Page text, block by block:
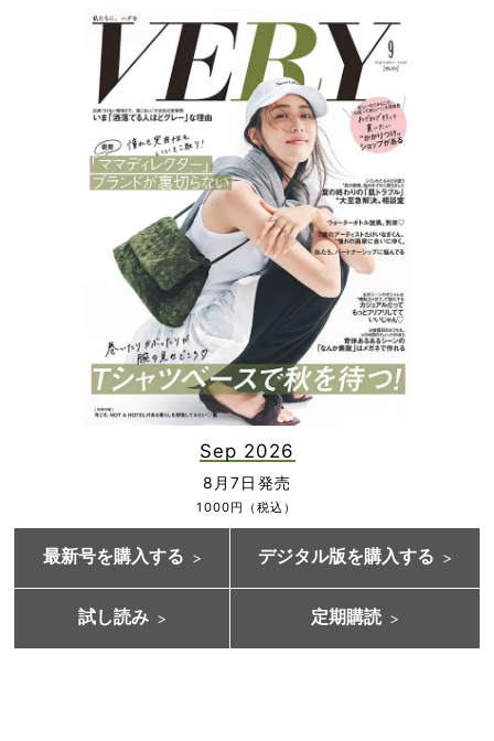
Sep 2026
8月7日発売
1000円（税込）
最新号を購入する デジタル版を購入する
試し読み 定期購読